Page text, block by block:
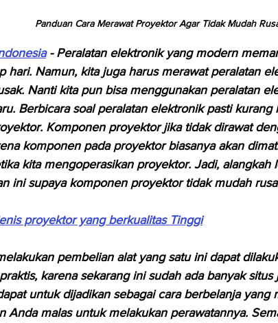
Panduan Cara Merawat Proyektor Agar Tidak Mudah
- Peralatan elektronik yang modern
hari. Namun, kita juga harus merawat peralatan
Nanti kita pun bisa menggunakan peralatan
Berbicara soal peralatan elektronik pasti
Komponen proyektor jika tidak dirawat
komponen pada proyektor biasanya akan
kita mengoperasikan proyektor. Jadi, alangkah
ini supaya komponen proyektor tidak mudah
proyektor yang berkualitas Tinggi
pembelian alat yang satu ini dapat
karena sekarang ini sudah ada banyak
untuk dijadikan sebagai cara berbelanja yang
Anda malas untuk melakukan perawatannya.